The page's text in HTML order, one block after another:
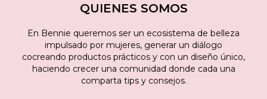
QUIENES SOMOS
En Bennie queremos ser un ecosistema de belleza
impulsado por mujeres, generar un diálogo
cocreando productos prácticos y con un diseño único,
haciendo crecer una comunidad donde cada una
comparta tips y consejos.